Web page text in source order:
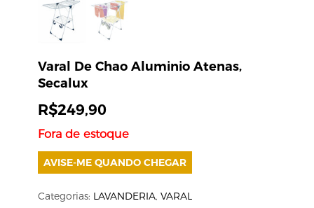
Varal De Chao Aluminio Atenas,
Secalux
R$249,90
Fora de estoque
AVISE-ME QUANDO CHEGAR
Categorias: LAVANDERIA, VARAL